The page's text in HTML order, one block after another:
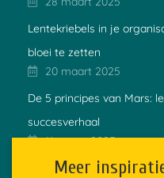
Lentekriebels in je
bloei te zetten
20 maart 2025
De 5 principes van Mars:
succesverhaal
11 maart 2025
Hoe Mo Gawdat’s
Meer